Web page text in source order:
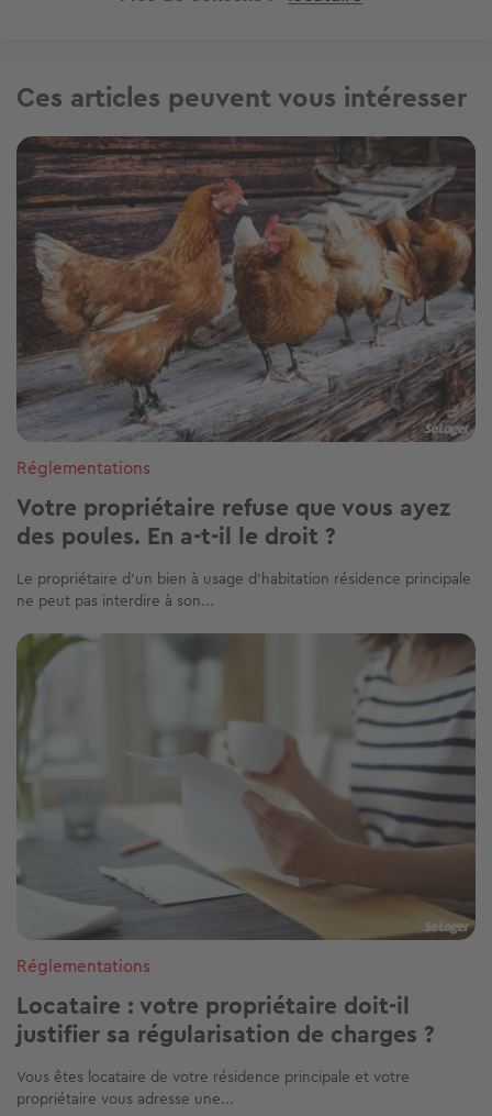
Ces articles peuvent vous intéresser
Image
Réglementations
Votre propriétaire refuse que vous ayez
des poules. En a-t-il le droit ?
Le propriétaire d’un bien à usage d’habitation résidence principale
ne peut pas interdire à son...
Image
Réglementations
Locataire : votre propriétaire doit-il
justifier sa régularisation de charges ?
Vous êtes locataire de votre résidence principale et votre
propriétaire vous adresse une...